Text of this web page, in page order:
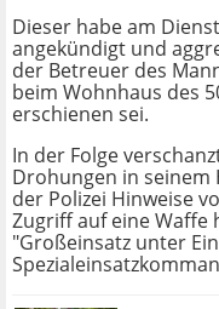
Dieser habe am
angekündigt und
der Betreuer des
beim Wohnhaus des
erschienen sei.
In der Folge
Drohungen in seinem
der Polizei Hinweise
Zugriff auf eine Waffe
"Großeinsatz unter